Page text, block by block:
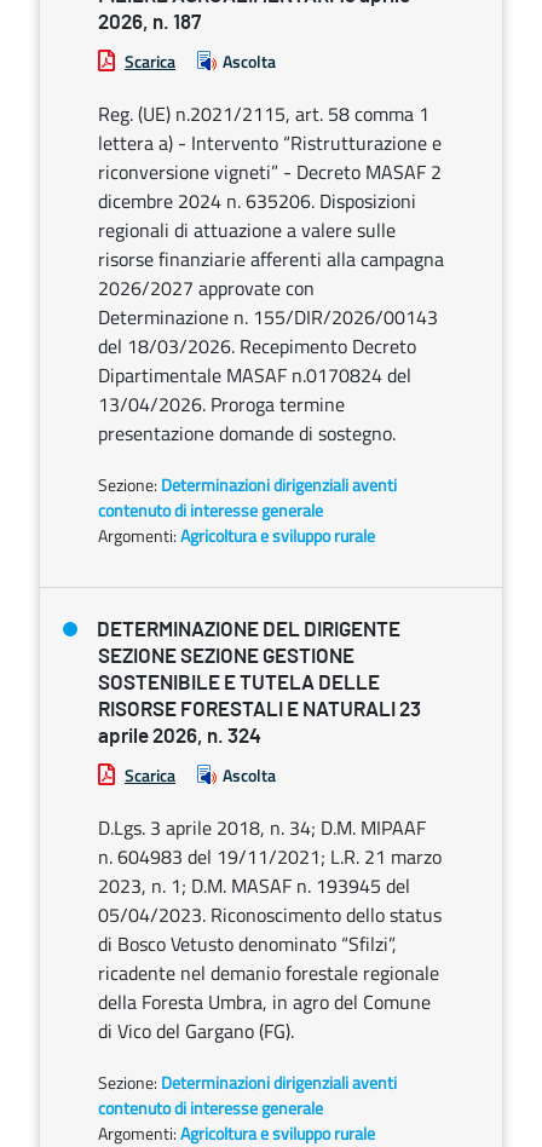
2026, n. 187
Scarica Ascolta
Reg. (UE) n.2021/2115, art. 58 comma 1
lettera a) - Intervento “Ristrutturazione e
riconversione vigneti” - Decreto MASAF 2
dicembre 2024 n. 635206. Disposizioni
regionali di attuazione a valere sulle
risorse finanziarie afferenti alla campagna
2026/2027 approvate con
Determinazione n. 155/DIR/2026/00143
del 18/03/2026. Recepimento Decreto
Dipartimentale MASAF n.0170824 del
13/04/2026. Proroga termine
presentazione domande di sostegno.
Sezione: Determinazioni dirigenziali aventi
contenuto di interesse generale
Argomenti:Agricoltura e sviluppo rurale
DETERMINAZIONE DEL DIRIGENTE
SEZIONE SEZIONE GESTIONE
SOSTENIBILE E TUTELA DELLE
RISORSE FORESTALI E NATURALI 23
aprile 2026, n. 324
Scarica Ascolta
D.Lgs. 3 aprile 2018, n. 34; D.M. MIPAAF
n. 604983 del 19/11/2021; L.R. 21 marzo
2023, n. 1; D.M. MASAF n. 193945 del
05/04/2023. Riconoscimento dello status
di Bosco Vetusto denominato “Sfilzi”,
ricadente nel demanio forestale regionale
della Foresta Umbra, in agro del Comune
di Vico del Gargano (FG).
Sezione: Determinazioni dirigenziali aventi
contenuto di interesse generale
Argomenti:Agricoltura e sviluppo rurale